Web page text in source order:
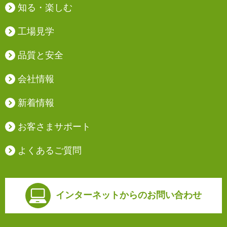
知る・楽しむ
工場見学
品質と安全
会社情報
新着情報
お客さまサポート
よくあるご質問
インターネットからのお問い合わせ